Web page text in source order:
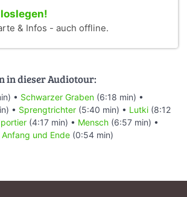
& Infos - auch offline.
in dieser Audiotour:
• Schwarzer Graben (6:18 min) •
• Sprengtrichter (5:40 min) • Lutki (8:12
(4:17 min) • Mensch (6:57 min) •
Anfang und Ende (0:54 min)